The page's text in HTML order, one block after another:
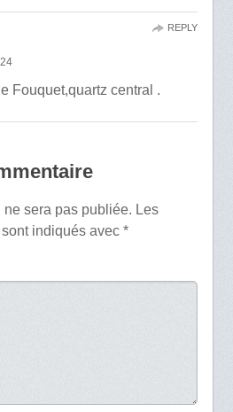
Fouquet,quartz central .
REPLY
sera pas publiée. Les
indiqués avec *